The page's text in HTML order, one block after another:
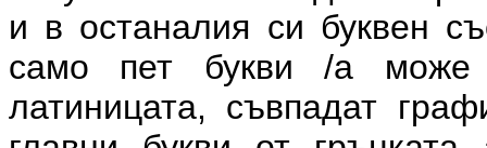
и в останалия си буквен
само пет букви /а
латиницата, съвпадат